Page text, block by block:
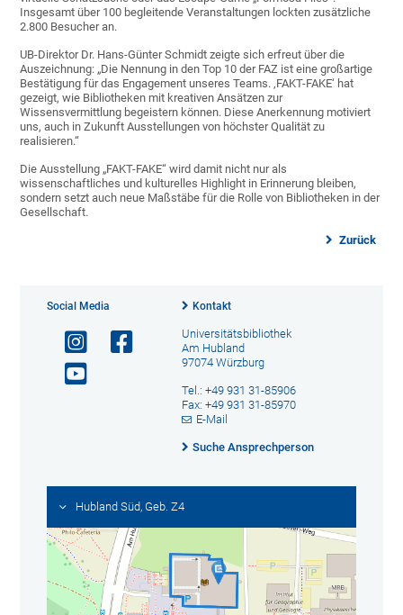
Insgesamt über 100 begleitende Veranstaltungen lockten zusätzliche
2.800 Besucher an.
UB-Direktor Dr. Hans-Günter Schmidt zeigte sich erfreut über die
Auszeichnung: „Die Nennung in den Top 10 der FAZ ist eine großartige
Bestätigung für das Engagement unseres Teams. ‚FAKT-FAKE‘ hat
gezeigt, wie Bibliotheken mit kreativen Ansätzen zur
Wissensvermittlung begeistern können. Diese Anerkennung motiviert
uns, auch in Zukunft Ausstellungen von höchster Qualität zu
realisieren.“
Die Ausstellung „FAKT-FAKE“ wird damit nicht nur als
wissenschaftliches und kulturelles Highlight in Erinnerung bleiben,
sondern setzt auch neue Maßstäbe für die Rolle von Bibliotheken in der
Gesellschaft.
Zurück
Social Media Kontakt
Universitätsbibliothek
Am Hubland
97074 Würzburg
Tel.: +49 931 31-85906
Fax: +49 931 31-85970
E-Mail
Suche Ansprechperson
Hubland Süd, Geb. Z4